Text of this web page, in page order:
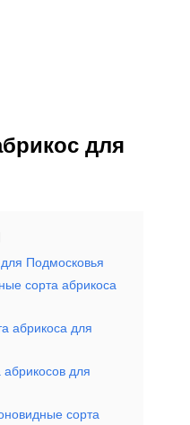
для
Подмосковья
сорта абрикоса
абрикоса для
для
сорта